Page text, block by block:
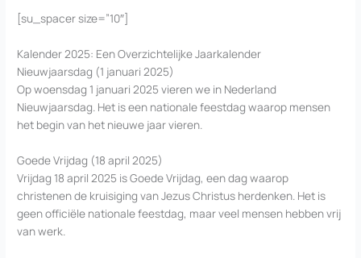
[su_spacer size=”10″]
Kalender 2025: Een Overzichtelijke Jaarkalender
Nieuwjaarsdag (1 januari 2025)
Op woensdag 1 januari 2025 vieren we in Nederland
Nieuwjaarsdag. Het is een nationale feestdag waarop mensen
het begin van het nieuwe jaar vieren.
Goede Vrijdag (18 april 2025)
Vrijdag 18 april 2025 is Goede Vrijdag, een dag waarop
christenen de kruisiging van Jezus Christus herdenken. Het is
geen officiële nationale feestdag, maar veel mensen hebben vrij
van werk.